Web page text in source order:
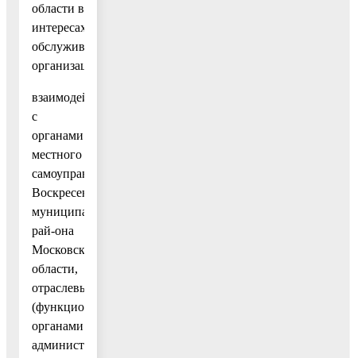
области в
интересах
обслуживаемых
организаций;
взаимодействие
с
органами
местного
самоуправления
Воскресенского
муниципального
рай-она
Московской
области,
отраслевыми
(функциональными)
органами
администрации